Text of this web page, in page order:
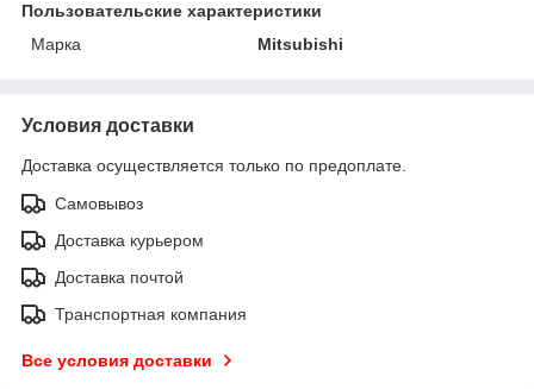
Пользовательские характеристики
Марка
Mitsubishi
Условия доставки
Доставка осуществляется только по предоплате.
Самовывоз
Доставка курьером
Доставка почтой
Транспортная компания
Все условия доставки